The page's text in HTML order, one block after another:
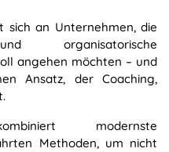
sich an Unternehmen, die
organisatorische
angehen möchten – und
Ansatz, der Coaching,
modernste
Methoden, um nicht